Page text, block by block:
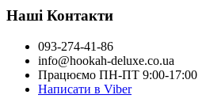
Наші Контакти
093-274-41-86
info@hookah-deluxe.co.ua
Працюємо ПН-ПТ 9:00-17:00
Написати в Viber